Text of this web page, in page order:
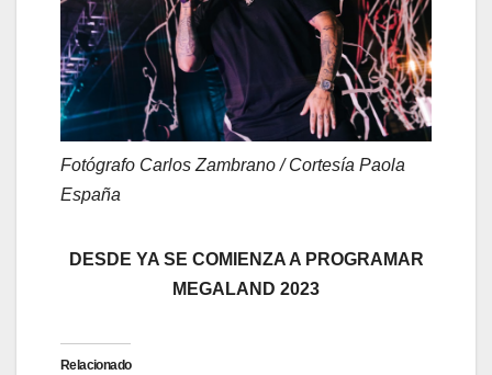
Fotógrafo Carlos Zambrano / Cortesía Paola
España
DESDE YA SE COMIENZA A PROGRAMAR
MEGALAND 2023
Relacionado